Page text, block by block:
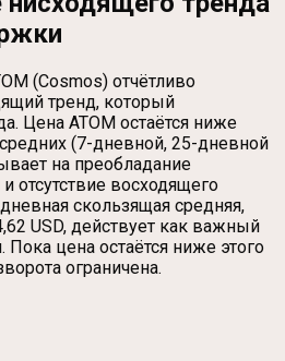
(Cosmos) отчётливо
тренд, который
Цена ATOM остаётся ниже
(7-дневной, 25-дневной
на преобладание
отсутствие восходящего
скользящая средняя,
USD, действует как важный
Пока цена остаётся ниже этого
ограничена.